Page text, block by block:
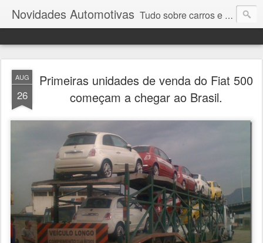
Novidades Automotivas Tudo sobre carros e motores
AUG
26
Primeiras unidades de venda do Fiat 500
começam a chegar ao Brasil.